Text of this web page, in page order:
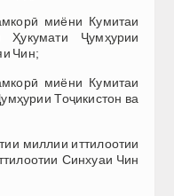
миёни Кумитаи
Ҷумҳурии
Чин;
миёни Кумитаи
Тоҷикистон ва
миллии иттилоотии
Синхуаи Чин